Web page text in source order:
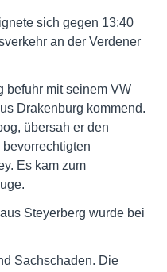
sich gegen 13:40
an der Verdener
befuhr mit seinem VW
Drakenburg kommend.
übersah er den
Es kam zum
Steyerberg wurde bei
Sachschaden. Die